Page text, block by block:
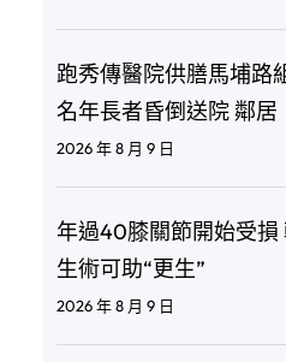
跑秀傳醫院供膳馬埔路
名年長者昏倒送院 鄰
2026 年 8 月 9 日
年過40膝關節開始受損
生術可助“更生”
2026 年 8 月 9 日